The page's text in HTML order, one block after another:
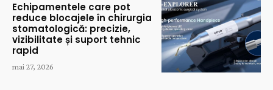
Echipamentele care pot
reduce blocajele în chirurgia
stomatologică: precizie,
vizibilitate și suport tehnic
rapid
mai 27, 2026